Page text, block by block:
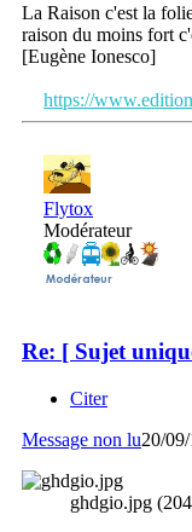
La Raison c'est la
raison du moins fort
[Eugène Ionesco]
https://
Flytox
Modérateur
Re: [ Sujet
Citer
Message non lu20/
ghdgio.jpg